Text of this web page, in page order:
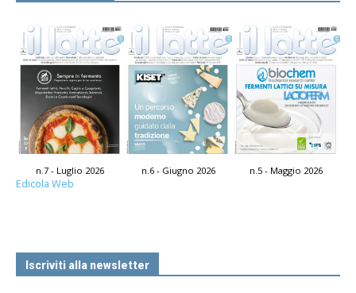
n.7 - Luglio 2026 n.6 - Giugno 2026 n.5 - Maggio 2026
Edicola Web
Iscriviti alla newsletter